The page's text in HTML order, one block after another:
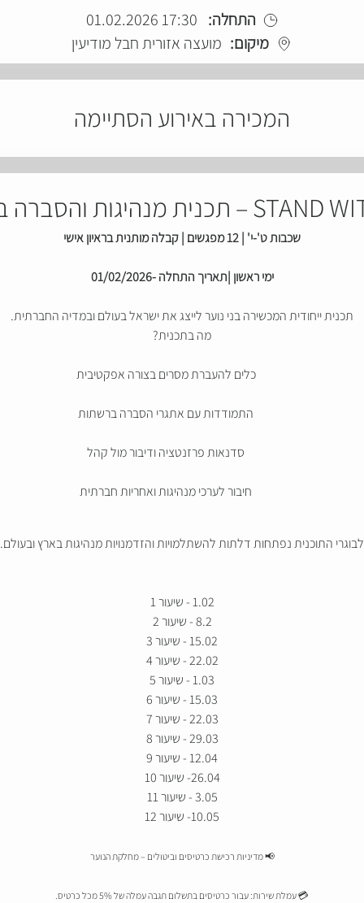
התחלה: 17:30 01.02.2026
מיקום: מועצה אזורית חבל מודיעין
המכירה באירוע הסתיימה
שכבות ט'-י' | 12 מפגשים | קבלה מותנית בראיון אישי
ימי ראשון |תאריך התחלה -01/02/2026
תכנית ייחודית המכשירה בני נוער לייצג את ישראל בעולם ובמדיה החברתית.
מה בתכנית?
כלים להעברת מסרים בצורה אפקטיבית
התמודדות עם אתגרי הסברה ברשתות
סדנאות פרזנטציה ודיבור מול קהל
חיבור לערכי מנהיגות ואחריות חברתית
לבוגרי התוכנית נפתחות דלתות להשתלמויות והזדמנויות מנהיגות בארץ ובעולם.
1.02 - שיעור 1
8.2 - שיעור 2
15.02 - שיעור 3
22.02 - שיעור 4
1.03 - שיעור 5
15.03 - שיעור 6
22.03 - שיעור 7
29.03 - שיעור 8
12.04 - שיעור 9
26.04- שיעור 10
3.05 - שיעור 11
10.05- שיעור 12
📢 מדיניות רכישת כרטיסים וביטולים – מחלקת הנוער
💳 עמלת שירות: עבור כרטיסים בתשלום תגבה עמלה של 5% מכל כרטיס.